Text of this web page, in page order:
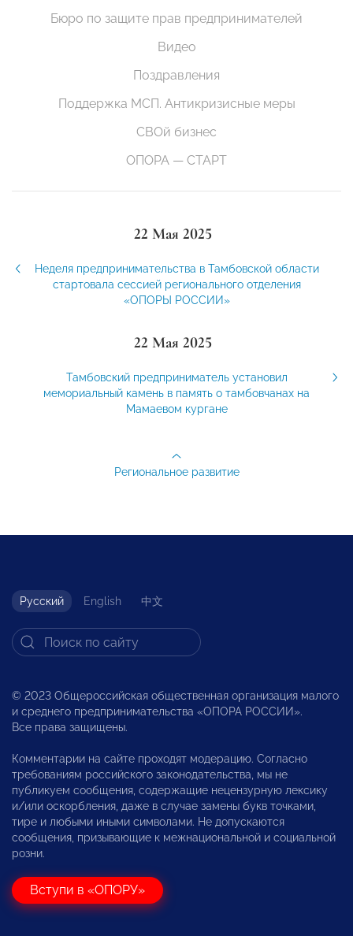
Бюро по защите прав предпринимателей
Видео
Поздравления
Поддержка МСП. Антикризисные меры
СВОй бизнес
ОПОРА — СТАРТ
22 Мая 2025
Неделя предпринимательства в Тамбовской области
стартовала сессией регионального отделения
«ОПОРЫ РОССИИ»
22 Мая 2025
Тамбовский предприниматель установил
мемориальный камень в память о тамбовчанах на
Мамаевом кургане
Региональное развитие
Русский English 中文
© 2023 Общероссийская общественная организация малого
и среднего предпринимательства «ОПОРА РОССИИ».
Все права защищены.
Комментарии на сайте проходят модерацию. Согласно
требованиям российского законодательства, мы не
публикуем сообщения, содержащие нецензурную лексику
и/или оскорбления, даже в случае замены букв точками,
тире и любыми иными символами. Не допускаются
сообщения, призывающие к межнациональной и социальной
розни.
Вступи в «ОПОРУ»